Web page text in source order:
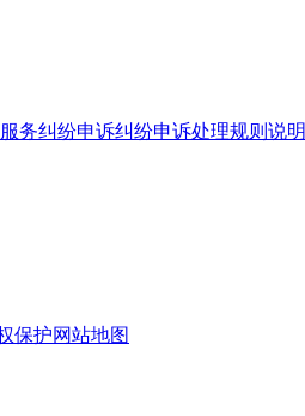
务纠纷申诉纠纷申诉处理规则说明
保护网站地图